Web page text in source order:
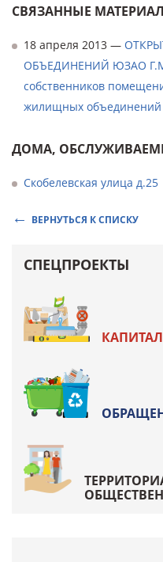
СВЯЗАННЫЕ
18 апреля 2013 —
ОБЪЕДИНЕНИЙ ЮЗАО
собственников
жилищных
ДОМА,
Скобелевская улица д.25
ВЕРНУТЬСЯ К СПИСКУ
СПЕЦПРОЕКТЫ